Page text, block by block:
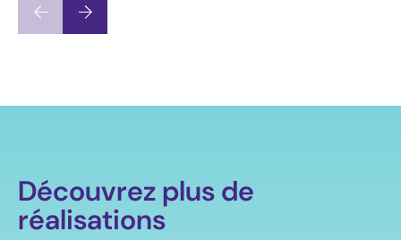
Découvrez plus de
réalisations